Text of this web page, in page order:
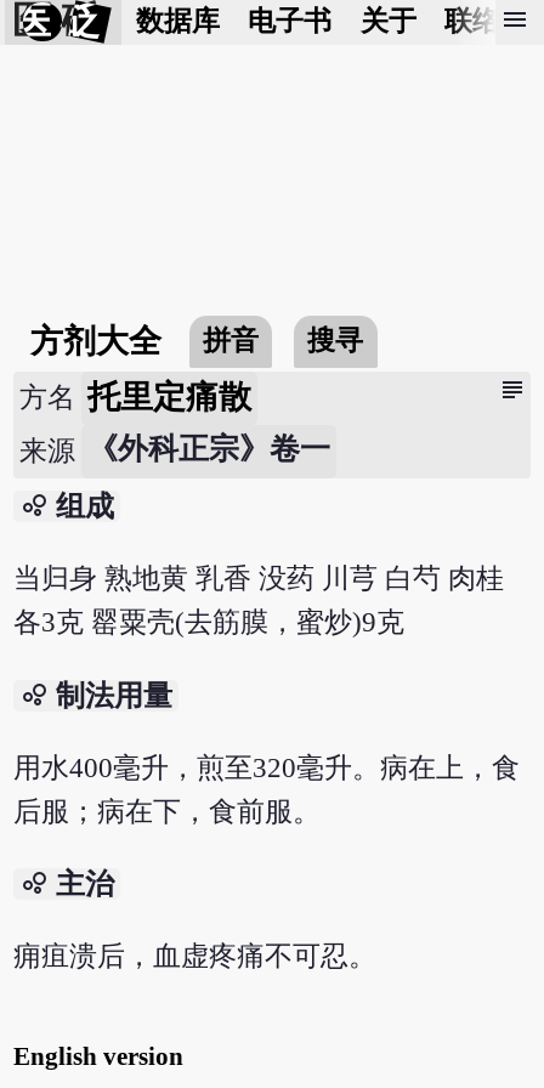
医 砭 数据库 电子书 关于 联络我
menu
方剂大全 拼音 搜寻
subject
方名 托里定痛散
来源 《外科正宗》卷一
bubble_chart 组成
当归身 熟地黄 乳香 没药 川芎 白芍 肉桂
各3克 罂粟壳(去筋膜，蜜炒)9克
bubble_chart 制法用量
用水400毫升，煎至320毫升。病在上，食
后服；病在下，食前服。
bubble_chart 主治
痈疽溃后，血虚疼痛不可忍。
English version